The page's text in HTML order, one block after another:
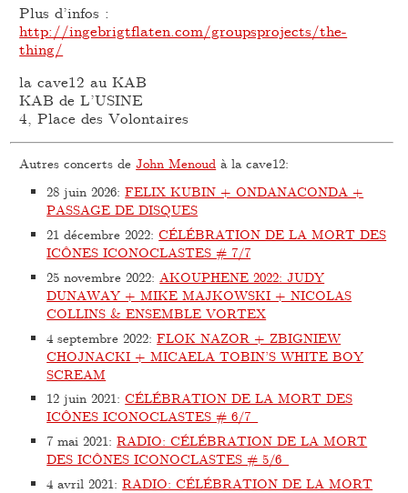
Plus d’infos :
http://ingebrigtflaten.com/groupsprojects/the-
thing/
la cave12 au KAB
KAB de L’USINE
4, Place des Volontaires
Autres concerts deJohn Menoud à la cave12:
28 juin 2026:FELIX KUBIN + ONDANACONDA +
PASSAGE DE DISQUES
21 décembre 2022:CÉLÉBRATION DE LA MORT DES
ICÔNES ICONOCLASTES # 7/7
25 novembre 2022: AKOUPHENE 2022: JUDY
DUNAWAY + MIKE MAJKOWSKI + NICOLAS
COLLINS & ENSEMBLE VORTEX
4 septembre 2022:FLOK NAZOR + ZBIGNIEW
CHOJNACKI + MICAELA TOBIN’S WHITE BOY
SCREAM
12 juin 2021:CÉLÉBRATION DE LA MORT DES
ICÔNES ICONOCLASTES # 6/7
7 mai 2021:RADIO: CÉLÉBRATION DE LA MORT
DES ICÔNES ICONOCLASTES # 5/6
4 avril 2021:RADIO: CÉLÉBRATION DE LA MORT